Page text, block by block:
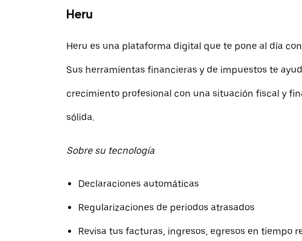
Heru
Heru es una plataforma digital que te pone al día con
Sus herramientas financieras y de impuestos te
crecimiento profesional con una situación fiscal y
sólida.
Sobre su tecnología
Declaraciones automáticas
Regularizaciones de periodos atrasados
Revisa tus facturas, ingresos, egresos en tiempo